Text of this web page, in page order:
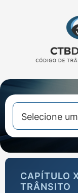
CAPÍTULO
TRÂNSITO